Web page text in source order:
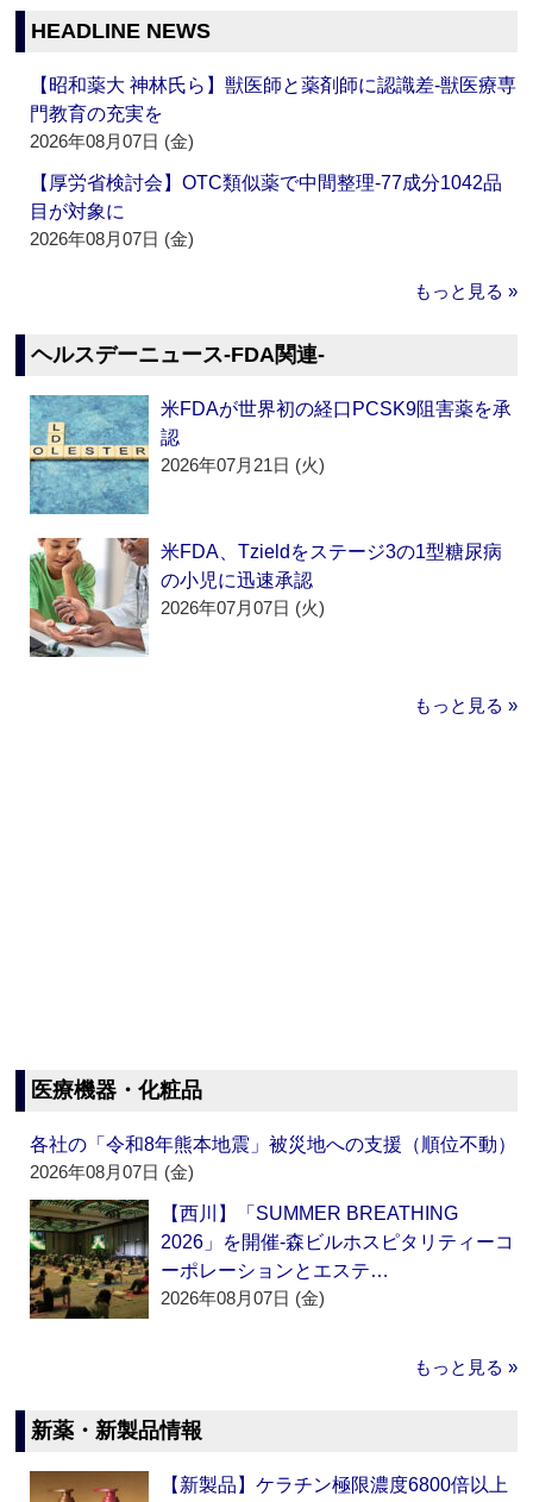
HEADLINE NEWS
【昭和薬大 神林氏ら】獣医師と薬剤師に認識差‐獣医療専
門教育の充実を
2026年08月07日 (金)
【厚労省検討会】OTC類似薬で中間整理‐77成分1042品
目が対象に
2026年08月07日 (金)
もっと見る »
ヘルスデーニュース‐FDA関連‐
米FDAが世界初の経口PCSK9阻害薬を承
認
2026年07月21日 (火)
米FDA、Tzieldをステージ3の1型糖尿病
の小児に迅速承認
2026年07月07日 (火)
もっと見る »
医療機器・化粧品
各社の「令和8年熊本地震」被災地への支援（順位不動）
2026年08月07日 (金)
【西川】「SUMMER BREATHING
2026」を開催‐森ビルホスピタリティーコ
ーポレーションとエステ…
2026年08月07日 (金)
もっと見る »
新薬・新製品情報
【新製品】ケラチン極限濃度6800倍以上